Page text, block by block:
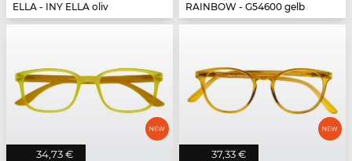
ELLA - INY ELLA oliv
RAINBOW - G54600 gelb
34,73 € 37,33 €